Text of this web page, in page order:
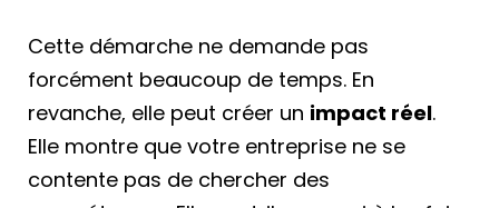
Cette démarche ne demande pas
forcément beaucoup de temps. En
revanche, elle peut créer un impact réel.
Elle montre que votre entreprise ne se
contente pas de chercher des